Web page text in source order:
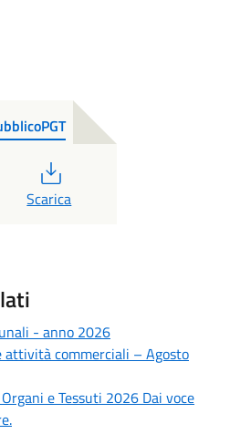
Scarica
- anno 2026
attività commerciali – Agosto
e Tessuti 2026 Dai voce